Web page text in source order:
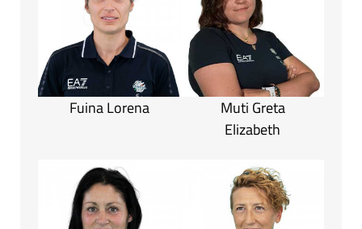
Fuina Lorena
Muti Greta
Elizabeth